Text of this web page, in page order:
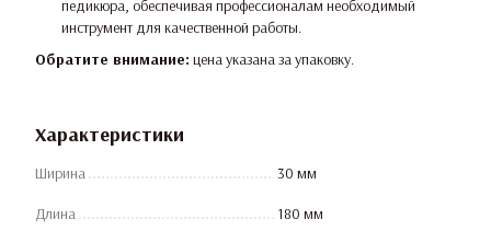
педикюра, обеспечивая профессионалам необходимый
инструмент для качественной работы.
Обратите внимание: цена указана за упаковку.
Характеристики
Ширина 30 мм
Длина 180 мм